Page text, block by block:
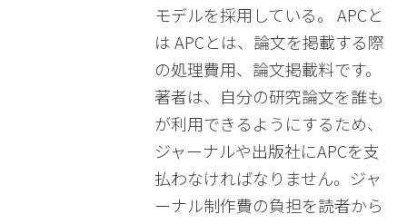
モデルを採用している。 APCと
は APCとは、論文を掲載する際
の処理費用、論文掲載料です。
著者は、自分の研究論文を誰も
が利用できるようにするため、
ジャーナルや出版社にAPCを支
払わなければなりません。ジャ
ーナル制作費の負担を読者から